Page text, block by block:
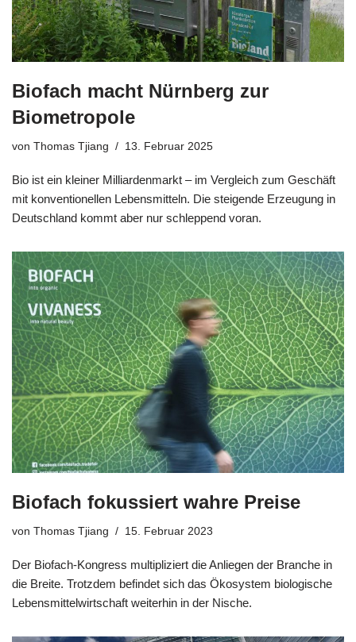
Biofach macht Nürnberg zur
Biometropole
von Thomas Tjiang 13. Februar 2025
Bio ist ein kleiner Milliardenmarkt – im Vergleich zum Geschäft
mit konventionellen Lebensmitteln. Die steigende Erzeugung in
Deutschland kommt aber nur schleppend voran.
Biofach fokussiert wahre Preise
von Thomas Tjiang 15. Februar 2023
Der Biofach-Kongress multipliziert die Anliegen der Branche in
die Breite. Trotzdem befindet sich das Ökosystem biologische
Lebensmittelwirtschaft weiterhin in der Nische.